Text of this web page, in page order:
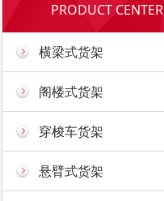
PRODUCT CENTER
横梁式货架
阁楼式货架
穿梭车货架
悬臂式货架